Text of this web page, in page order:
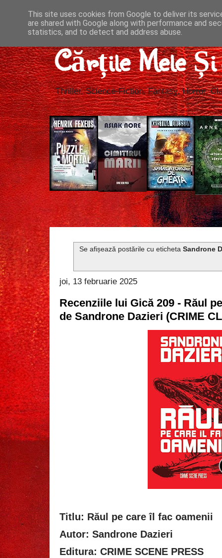
Cărțile Mele
Thriller, Science-Fiction, Fantasy, Horror,
Se afișează postările cu eticheta Sandrone
joi, 13 februarie 2025
Recenziile lui Gică 209 - Răul
de Sandrone Dazieri (CRIME
Titlu: Răul pe care îl fac oamenii
Autor: Sandrone Dazieri
Editura: CRIME SCENE PRESS
This site uses cookies from Google to deliver its
are shared with Google along with performance and
statistics, and to detect and address abuse.